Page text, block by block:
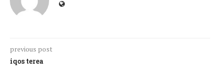
previous post
iqos terea